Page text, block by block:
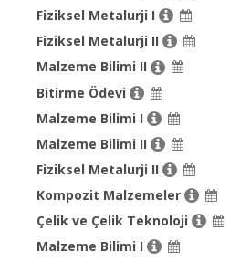
Fiziksel Metalurji I
Fiziksel Metalurji II
Malzeme Bilimi II
Bitirme Ödevi
Malzeme Bilimi I
Malzeme Bilimi II
Fiziksel Metalurji II
Kompozit Malzemeler
Çelik ve Çelik Teknoloji
Malzeme Bilimi I